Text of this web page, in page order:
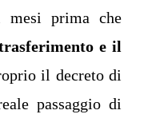
mesi prima che
e il
il decreto di
passaggio di